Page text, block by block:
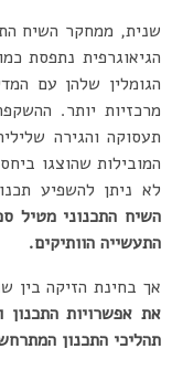
שנית, ממחקר השיח
הגיאוגרפית נתפסת
הגומלין שלהן עם
מרכזיות יותר.
תעסוקה והגירה
המובילות שהוצגו
לא ניתן להשפיע
השיח התכנוני מטיל
התעשייה הוותיקים.
אך בחינת הזיקה בין
את אפשרויות התכנון
תהליכי התכנון